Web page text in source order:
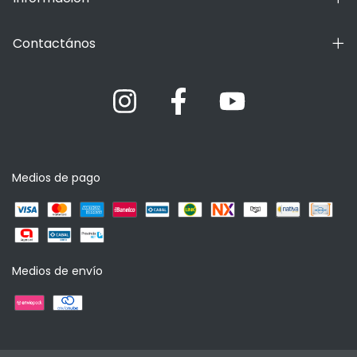
Contactános
Medios de pago
Medios de envío